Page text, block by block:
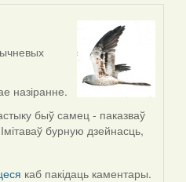
назіранне.
быў самец - паказваў
бурную дзейнасць,
каб пакідаць каментары.